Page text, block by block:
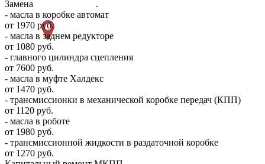
Замена
- масла в коробке автомат
от 1970 руб.
- масла в заднем редукторе
от 1080 руб.
- главного цилиндра сцепления
от 7600 руб.
- масла в муфте Халдекс
от 1470 руб.
- трансмиссионки в механической коробке передач (КПП)
от 1120 руб.
- масла в роботе
от 1980 руб.
- трансмиссионной жидкости в раздаточной коробке
от 1270 руб.